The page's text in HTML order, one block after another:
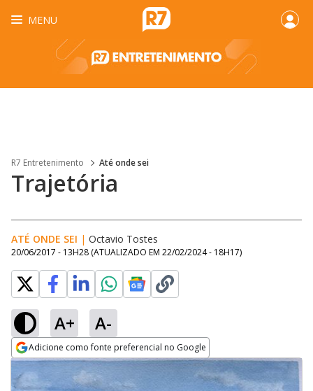
MENU
R7 Entretenimento Até onde sei
Trajetória
ATÉ ONDE SEI | Octavio Tostes
20/06/2017 - 13H28 (ATUALIZADO EM 22/02/2024 - 18H17)
A+ A-
Adicione como fonte preferencial no Google
Opens in new window